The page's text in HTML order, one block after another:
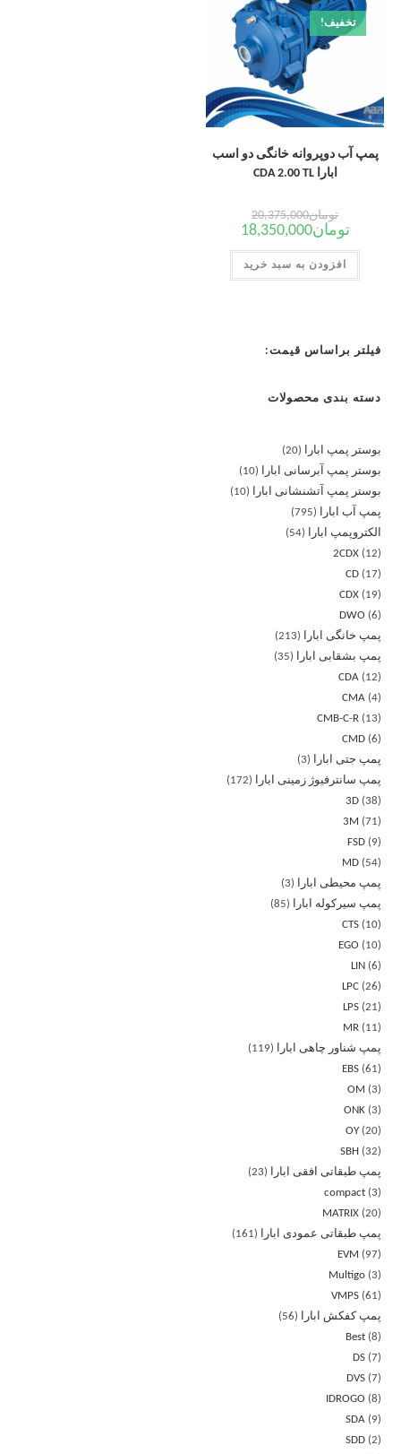
تخفیف!
پمپ آب دوپروانه خانگی دو اسب
ابارا CDA 2.00 TL
تومان20,375,000
تومان18,350,000
افزودن به سبد خرید
فیلتر براساس قیمت:
دسته بندی محصولات
بوستر پمپ ابارا
20
بوستر پمپ آبرسانی ابارا
10
بوستر پمپ آتشنشانی ابارا
10
پمپ آب ابارا
795
الکتروپمپ ابارا
54
2CDX
12
CD
17
CDX
19
DWO
6
پمپ خانگی ابارا
213
پمپ بشقابی ابارا
35
CDA
12
CMA 4
CMB-C-R
13
CMD 6
پمپ جتی ابارا
3
پمپ سانترفیوژ زمینی ابارا
172
3D 38
3M
71
FSD
9
MD
54
پمپ محیطی ابارا
3
پمپ سیرکوله ابارا
85
CTS
10
EGO
10
LIN
6
LPC 26
LPS 21
MR
11
پمپ شناور چاهی ابارا
119
EBS 61
OM
3
ONK 3
OY 20
SBH
32
پمپ طبقاتی افقی ابارا
23
compact 3
MATRIX 20
پمپ طبقاتی عمودی ابارا
161
EVM
97
Multigo 3
VMPS 61
پمپ کفکش ابارا
56
Best 8
DS 7
DVS 7
IDROGO
8
SDA
9
SDD 2